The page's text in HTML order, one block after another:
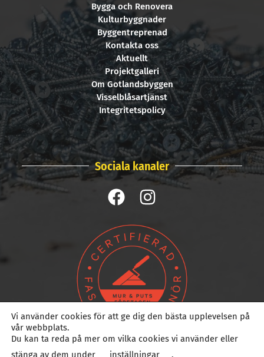
Bygga och Renovera
Kulturbyggnader
Byggentreprenad
Kontakta oss
Aktuellt
Projektgalleri
Om Gotlandsbyggen
Visselblåsartjänst
Integritetspolicy
Sociala kanaler
Vi använder cookies för att ge dig den bästa upplevelsen på
vår webbplats.
Du kan ta reda på mer om vilka cookies vi använder eller
stänga av dem under
inställningar .